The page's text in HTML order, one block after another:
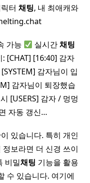
터 채팅, 내 최애캐와
가능 실시간채팅
[CHAT] [16:40] 감자
감자님이 입
감자님이 퇴장했습
[USERS] 감자 / 멍멍
자동 갱신…
있습니다. 특히 개인
보라면 더 신경 쓰이
비밀채팅 기능을 활용
수 있습니다. 여기에